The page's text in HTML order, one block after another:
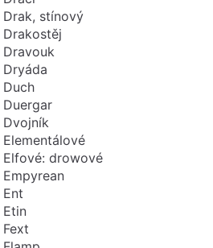
Drak, stínový
Drakostěj
Dravouk
Dryáda
Duch
Duergar
Dvojník
Elementálové
Elfové: drowové
Empyrean
Ent
Etin
Fext